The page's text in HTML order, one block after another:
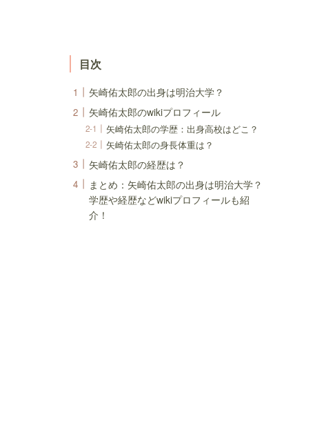
目次
矢崎佑太郎の出身は明治大学？
矢崎佑太郎のwikiプロフィール
矢崎佑太郎の学歴：出身高校はどこ？
矢崎佑太郎の身長体重は？
矢崎佑太郎の経歴は？
まとめ：矢崎佑太郎の出身は明治大学？
学歴や経歴などwikiプロフィールも紹
介！